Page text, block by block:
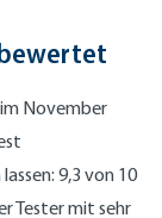
November
9,3 von 10
Tester mit sehr